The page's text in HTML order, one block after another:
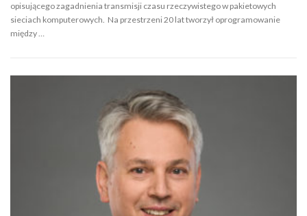
opisującego zagadnienia transmisji czasu rzeczywistego w pakietowych
sieciach komputerowych. Na przestrzeni 20 lat tworzył oprogramowanie
między …